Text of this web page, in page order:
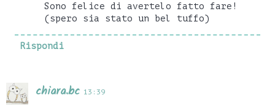
Sono felice di avertelo fatto fare!
(spero sia stato un bel tuffo)
Rispondi
chiara.bc 13:39